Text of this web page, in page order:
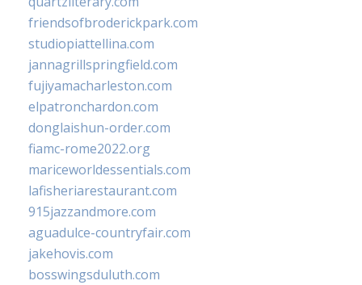
friendsofbroderickpark.com
studiopiattellina.com
jannagrillspringfield.com
fujiyamacharleston.com
elpatronchardon.com
donglaishun-order.com
fiamc-rome2022.org
mariceworldessentials.com
lafisheriarestaurant.com
915jazzandmore.com
aguadulce-countryfair.com
jakehovis.com
bosswingsduluth.com